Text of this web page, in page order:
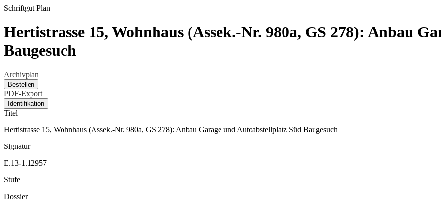
Schriftgut Plan
Hertistrasse 15, Wohnhaus (Assek.-Nr. 980a, GS 278): Anbau
Baugesuch
Archivplan
Bestellen
PDF-Export
Identifikation
Titel
Hertistrasse 15, Wohnhaus (Assek.-Nr. 980a, GS 278): Anbau Garage und Autoabstellplatz Süd Baugesuch
Signatur
E.13-1.12957
Stufe
Dossier